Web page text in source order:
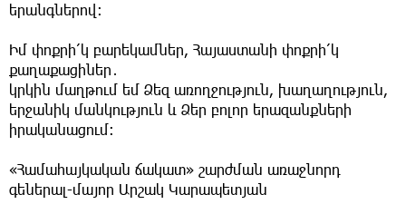
երանգներով։
Իմ փոքրի՛կ բարեկամներ, Հայաստանի փոքրի՛կ
քաղաքացիներ․
կրկին մաղթում եմ Ձեզ առողջություն, խաղաղություն,
երջանիկ մանկություն և Ձեր բոլոր երազանքների
իրականացում։
«Համահայկական ճակատ» շարժման առաջնորդ
գեներալ-մայոր Արշակ Կարապետյան